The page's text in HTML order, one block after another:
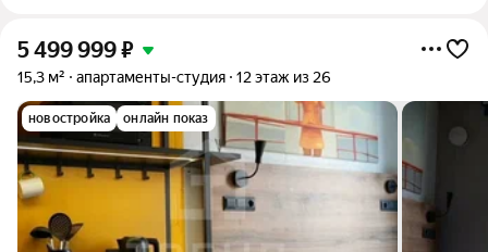
5 499 999₽
15,3 м² апартаменты-студия 12 этаж из 26
новостройка онлайн показ